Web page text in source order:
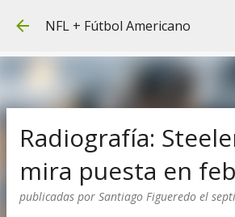
Ir al contenido
NFL + Fútbol Americano
Radiografía:
mira puesta en
publicadas por Santiago Figueredo el